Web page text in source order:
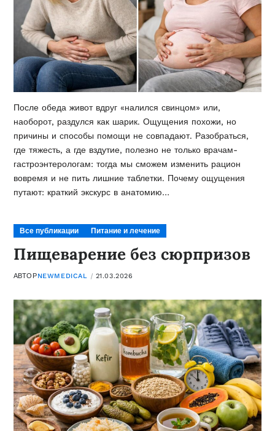
После обеда живот вдруг «налился свинцом» или,
наоборот, раздулся как шарик. Ощущения похожи, но
причины и способы помощи не совпадают. Разобраться,
где тяжесть, а где вздутие, полезно не только врачам-
гастроэнтерологам: тогда мы сможем изменить рацион
вовремя и не пить лишние таблетки. Почему ощущения
путают: краткий экскурс в анатомию…
Все публикации Питание и лечение
Пищеварение без сюрпризов
АВТОРNEWMEDICAL 21.03.2026